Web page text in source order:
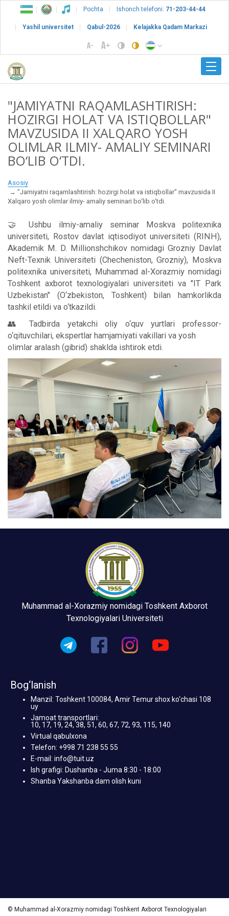
Pochta Ishonch telefoni: 71-203-44-44
Yashil universitet Qabul-2026 Kelajakka Qadam Markazi
"JAMIYATNI RAQAMLASHTIRISH:
HOZIRGI HOLAT VA ISTIQBOLLAR"
MAVZUSIDA II XALQARO YOSH
OLIMLAR ILMIY- AMALIY SEMINARI
BO‘LIB O‘TDI.
Asosiy
"Jamiyatni raqamlashtirish: hozirgi holat va istiqbollar" mavzusida II
Xalqaro yosh olimlar ilmiy- amaliy seminari bo‘lib o‘tdi.
🤝 Ushbu ilmiy-amaliy seminar Moskva politexnika
universiteti, Rostov davlat iqtisodiyot universiteti (RINH),
Akademik M. D. Millionshchikov nomidagi Grozniy Davlat
Neft-Texnik Universiteti (Checheniston, Grozniy), Moskva
politexnika universiteti, Muhammad al-Xorazmiy nomidagi
Toshkent axborot texnologiyalari universiteti va "IT Park
Uzbekistan" (O‘zbekiston, Toshkent) bilan hamkorlikda
tashkil etildi va o‘tkazildi.
👥 Tadbirda yetakchi oliy o‘quv yurtlari professor-
o‘qituvchilari, ekspertlar hamjamiyati vakillari va yosh
olimlar aralash (gibrid) shaklda ishtirok etdi.
Muhammad al-Xorazmiy nomidagi Toshkent Axborot
Texnologiyalari Universiteti
Bog‘lanish
Manzil: Toshkent 100084, Amir Temur shox ko‘chasi 108
uy
Jamoat transportlari:
10, 17, 19, 24, 38, 51, 60, 67, 72, 93, 115, 140
Virtual qabulxona
Telefon: +998 71 238 55 55
E-mail: info@tuit.uz
Ish grafigi: Dushanba - Juma 8:30 - 18:00
Shanba Yakshanba dam olish kuni
© Muhammad al-Xorazmiy nomidagi Toshkent Axborot Texnologiyalari